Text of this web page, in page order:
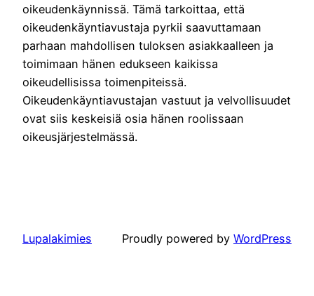
oikeudenkäynnissä. Tämä tarkoittaa, että
oikeudenkäyntiavustaja pyrkii saavuttamaan
parhaan mahdollisen tuloksen asiakkaalleen ja
toimimaan hänen edukseen kaikissa
oikeudellisissa toimenpiteissä.
Oikeudenkäyntiavustajan vastuut ja velvollisuudet
ovat siis keskeisiä osia hänen roolissaan
oikeusjärjestelmässä.
Lupalakimies Proudly powered by WordPress